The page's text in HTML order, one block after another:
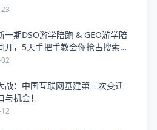
一期DSO游学陪跑 & GEO游学陪
开，5天手把手教会你抢占搜索流
战：中国互联网基建第三次变迁
机会！